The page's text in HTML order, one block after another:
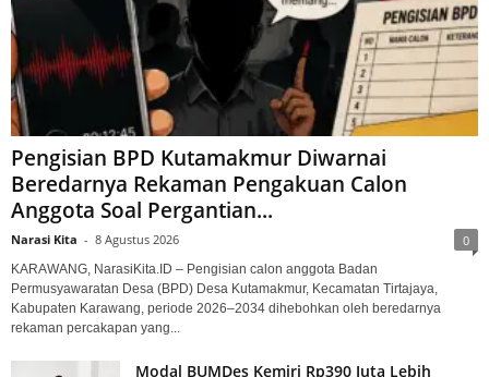
Pengisian BPD Kutamakmur Diwarnai
Beredarnya Rekaman Pengakuan Calon
Anggota Soal Pergantian...
Narasi Kita - 8 Agustus 2026 0
KARAWANG, NarasiKita.ID – Pengisian calon anggota Badan
Permusyawaratan Desa (BPD) Desa Kutamakmur, Kecamatan Tirtajaya,
Kabupaten Karawang, periode 2026–2034 dihebohkan oleh beredarnya
rekaman percakapan yang...
Modal BUMDes Kemiri Rp390 Juta Lebih